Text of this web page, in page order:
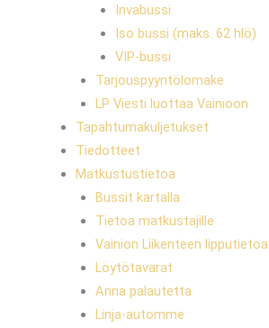
Invabussi
Iso bussi (maks. 62 hlö)
VIP-bussi
Tarjouspyyntölomake
LP Viesti luottaa Vainioon
Tapahtumakuljetukset
Tiedotteet
Matkustustietoa
Bussit kartalla
Tietoa matkustajille
Vainion Liikenteen lipputietoa
Löytötavarat
Anna palautetta
Linja-automme